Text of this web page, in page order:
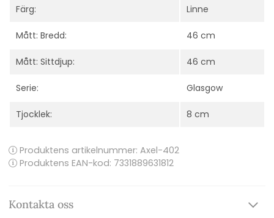
Färg: Linne
Mått: Bredd: 46 cm
Mått: Sittdjup: 46 cm
Serie: Glasgow
Tjocklek: 8 cm
Produktens artikelnummer: Axel-402
Produktens EAN-kod: 7331889631812
Kontakta oss